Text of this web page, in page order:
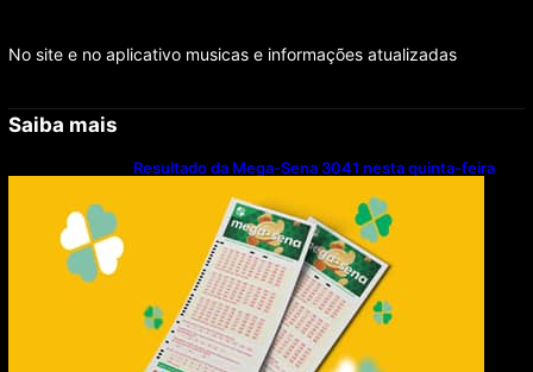
No site e no aplicativo musicas e informações atualizadas
Saiba mais
Resultado da Mega-Sena 3041 nesta quinta-feira